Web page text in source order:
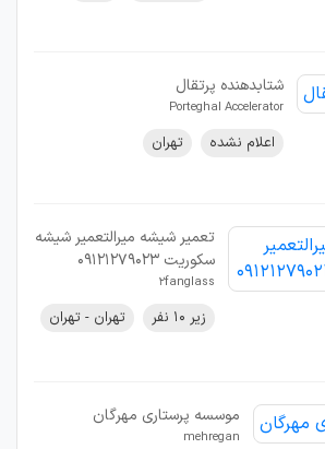
شتابدهنده پرتقال
Porteghal Accelerator
اعلام نشده تهران
تعمیر شیشه میرالتعمیر شیشه
سکوریت 09121279023
2fanglass
زیر ۱۰ نفر تهران - تهران
موسسه پرستاری مهرگان
mehregan